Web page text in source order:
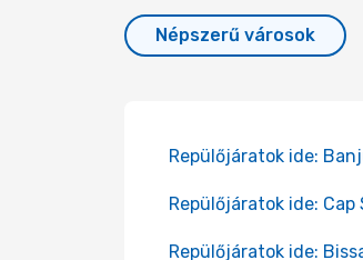
Népszerű városok
Repülőjáratok ide:
Repülőjáratok ide: Cap
Repülőjáratok ide: